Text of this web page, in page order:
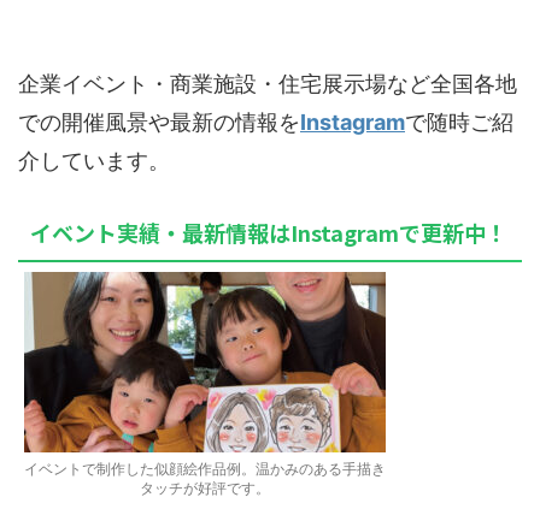
企業イベント・商業施設・住宅展示場など全国各地
での開催風景や最新の情報をInstagramで随時ご紹
介しています。
イベント実績・最新情報はInstagramで更新中！
イベントで制作した似顔絵作品例。温かみのある手描き
タッチが好評です。